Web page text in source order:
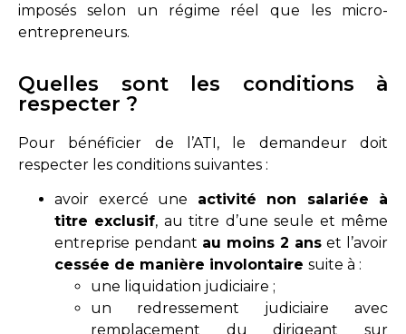
imposés selon un régime réel que les micro-
entrepreneurs.
Quelles sont les conditions à
respecter ?
Pour bénéficier de l’ATI, le demandeur doit
respecter les conditions suivantes :
avoir exercé une activité non salariée à
titre exclusif, au titre d’une seule et même
entreprise pendant au moins 2 ans et l’avoir
cessée de manière involontaire suite à :
une liquidation judiciaire ;
un redressement judiciaire avec
remplacement du dirigeant sur